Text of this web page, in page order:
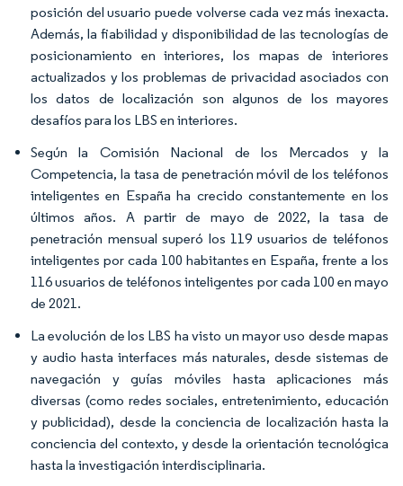
posición del usuario puede volverse cada vez más inexacta.
Además, la fiabilidad y disponibilidad de las tecnologías de
posicionamiento en interiores, los mapas de interiores
actualizados y los problemas de privacidad asociados con
los datos de localización son algunos de los mayores
desafíos para los LBS en interiores.
Según la Comisión Nacional de los Mercados y la
Competencia, la tasa de penetración móvil de los teléfonos
inteligentes en España ha crecido constantemente en los
últimos años. A partir de mayo de 2022, la tasa de
penetración mensual superó los 119 usuarios de teléfonos
inteligentes por cada 100 habitantes en España, frente a los
116 usuarios de teléfonos inteligentes por cada 100 en mayo
de 2021.
La evolución de los LBS ha visto un mayor uso desde mapas
y audio hasta interfaces más naturales, desde sistemas de
navegación y guías móviles hasta aplicaciones más
diversas (como redes sociales, entretenimiento, educación
y publicidad), desde la conciencia de localización hasta la
conciencia del contexto, y desde la orientación tecnológica
hasta la investigación interdisciplinaria.